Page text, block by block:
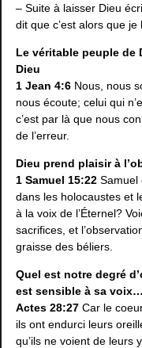
– Suite à laisser Dieu
dit que c’est alors que
Le véritable peuple de
Dieu
1 Jean 4:6 Nous, nous
nous écoute; celui qui
c’est par là que nous
de l’erreur.
Dieu prend plaisir à
1 Samuel 15:22 Samuel
dans les holocaustes et
à la voix de l’Éternel?
sacrifices, et
graisse des béliers.
Quel est notre degré
est sensible à sa
Actes 28:27 Car le
ils ont endurci leurs
qu’ils ne voient de leurs